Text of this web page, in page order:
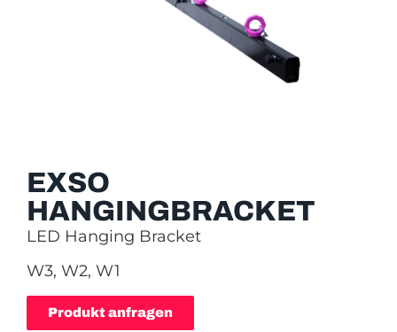
EXSO
HANGINGBRACKET
LED Hanging Bracket
W3, W2, W1
Produkt anfragen